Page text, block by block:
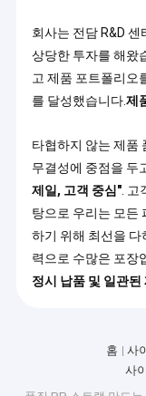
가죽끈 밴드 권
자동 포장 기계
PP 포장 벨트
벨트 성형기를
포장 테이프 인
플라스틱 필름
플라스틱 추출
화하는 요구를 충족
CO., LTD. 우리는 최
우선시해 왔습니다.
회사는 전담 R&D 센
상당한 투자를 해왔
고 제품 포트폴리오
를 달성했습니다.제
무결성에 중점을 두
.
산
라
인,
PET
플
틱
스
틸
트
랩
산
라
PP /
PET 스
트랩을
생산 할
수 있습
니다. 5
19mm
의 너비
와 0.4 ′′
1.2mm
의 두께
500kg
/ h에서
생산 용
량이 있
을 지원